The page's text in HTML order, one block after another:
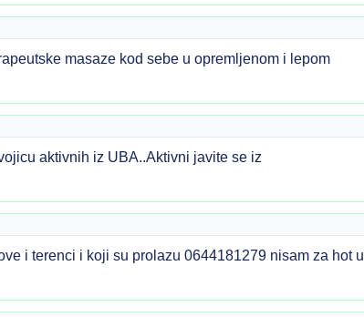
masaze kod sebe u opremljenom i lepom
aktivnih iz UBA..Aktivni javite se iz
i terenci i koji su prolazu 0644181279 nisam za hot u